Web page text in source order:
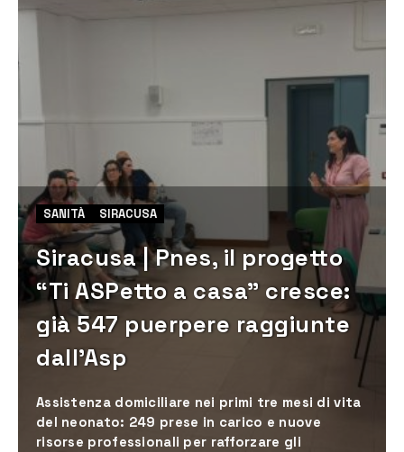
SANITÀ SIRACUSA
Siracusa | Pnes, il progetto
“Ti ASPetto a casa” cresce:
già 547 puerpere raggiunte
dall’Asp
Assistenza domiciliare nei primi tre mesi di vita
del neonato: 249 prese in carico e nuove
risorse professionali per rafforzare gli